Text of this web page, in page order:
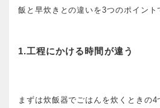
飯と早炊きとの違いを3つのポイント
1.工程にかける時間が違う
まずは炊飯器でごはんを炊くときの